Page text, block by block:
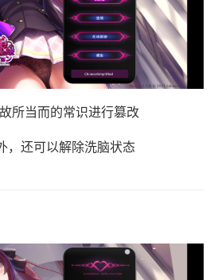
所当而的常识进行篡改
，还可以解除洗脑状态